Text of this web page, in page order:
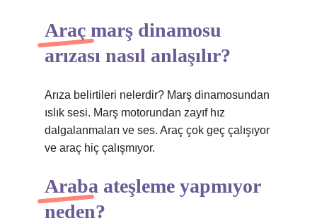
Araç marş dinamosu
arızası nasıl anlaşılır?
Arıza belirtileri nelerdir? Marş dinamosundan
ıslık sesi. Marş motorundan zayıf hız
dalgalanmaları ve ses. Araç çok geç çalışıyor
ve araç hiç çalışmıyor.
Araba ateşleme yapmıyor
neden?